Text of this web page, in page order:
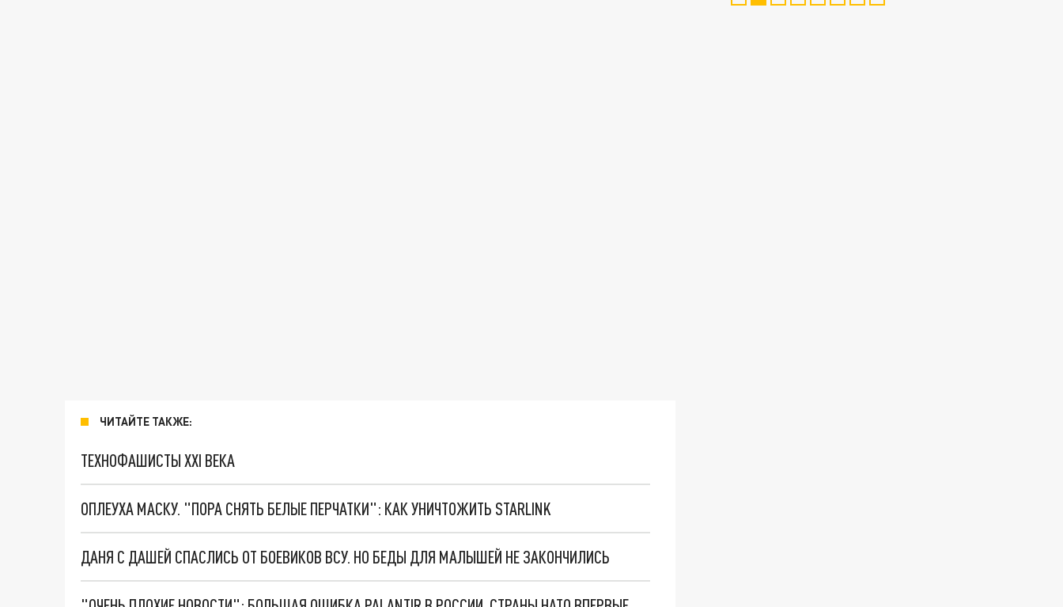
ЧИТАЙТЕ ТАКЖЕ:
ТЕХНОФАШИСТЫ XXI ВЕКА
ОПЛЕУХА МАСКУ. "ПОРА СНЯТЬ БЕЛЫЕ ПЕРЧАТКИ": КАК УНИЧТОЖИТЬ STARLINK
ДАНЯ С ДАШЕЙ СПАСЛИСЬ ОТ БОЕВИКОВ ВСУ. НО БЕДЫ ДЛЯ МАЛЫШЕЙ НЕ ЗАКОНЧИЛИСЬ